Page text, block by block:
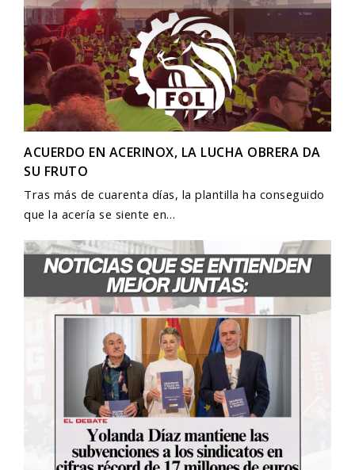
ACUERDO EN ACERINOX, LA LUCHA OBRERA DA
SU FRUTO
Tras más de cuarenta días, la plantilla ha conseguido
que la acería se siente en…